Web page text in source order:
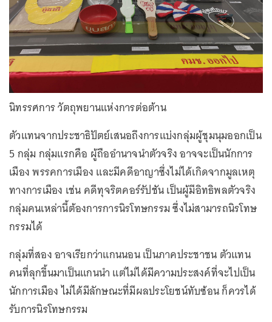
นิทรรศการ วัตถุพยานแห่งการต่อต้าน
ตัวแทนจากประชาธิปัตย์เสนอถึงการแบ่งกลุ่มผู้ชุมนุมออกเป็น
5 กลุ่ม กลุ่มแรกคือ ผู้ถืออำนาจนำตัวจริง อาจจะเป็นนักการ
เมือง พรรคการเมือง และมีคดีอาญาซึ่งไม่ได้เกิดจากมูลเหตุ
ทางการเมือง เช่น คดีทุจริตคอร์รัปชัน เป็นผู้มีอิทธิพลตัวจริง
กลุ่มคนเหล่านี้ต้องการการนิรโทษกรรม ซึ่งไม่สามารถนิรโทษ
กรรมได้
กลุ่มที่สอง อาจเรียกว่าแกนนอน เป็นภาคประชาชน ตัวแทน
คนที่ลุกขึ้นมาเป็นแกนนำ แต่ไม่ได้มีความประสงค์ที่จะไปเป็น
นักการเมือง ไม่ได้มีลักษณะที่มีผลประโยชน์ทับซ้อน ก็ควรได้
รับการนิรโทษกรรม